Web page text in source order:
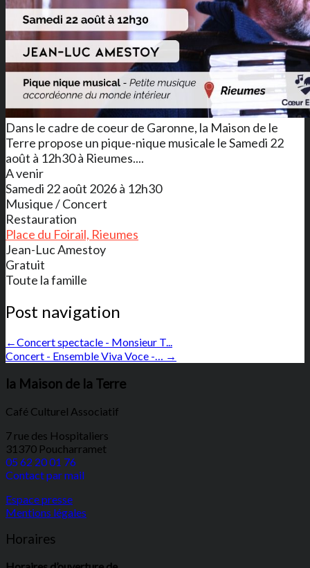
Dans le cadre de coeur de Garonne, la Maison de le
Terre propose un pique-nique musicale le Samedi 22
août à 12h30 à Rieumes....
A venir
Samedi 22 août 2026 à 12h30
Musique / Concert
Restauration
Place du Foirail, Rieumes
Jean-Luc Amestoy
Gratuit
Toute la famille
Post navigation
←Concert spectacle - Monsieur T...
Concert - Ensemble Viva Voce -… →
la Maison de la Terre
Café Culturel Associatif
7 rue des Hospitaliers
31370 Poucharramet
05 62 20 01 76
Contact par mail
Espace presse
Mentions légales
Horaires